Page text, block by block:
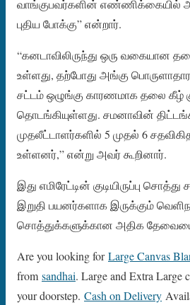
வாங்குபவர்களின் எண்ணிக்கையில்
புதிய போக்கு” என்றார்.
“கனடாவிலிருந்து ஒரு வகையான
உள்ளது, தற்போது அங்கு
சட்டம் ஒழுங்கு காரணமாக தலை கீழ்
தொடங்கியுள்ளது. சமனாவின்
முதலீட்டாளர்களில் 5 முதல் 6
உள்ளனர்,” என்று அவர் கூறினார்.
இது எமிரேட்டின் குடியிருப்பு
இறுதி பயனர்களாக இருக்கும்
சொத்துக்களுக்கான அதிக தேவையை
Are you looking forLarge Canvas
from sandhai. Large and Extra Large
your doorstep. Cash on Delivery